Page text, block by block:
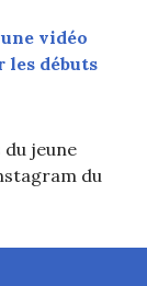
vidéo
les débuts
du jeune
du